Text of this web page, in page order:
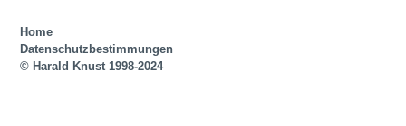
Home
Datenschutzbestimmungen
© Harald Knust 1998-2024